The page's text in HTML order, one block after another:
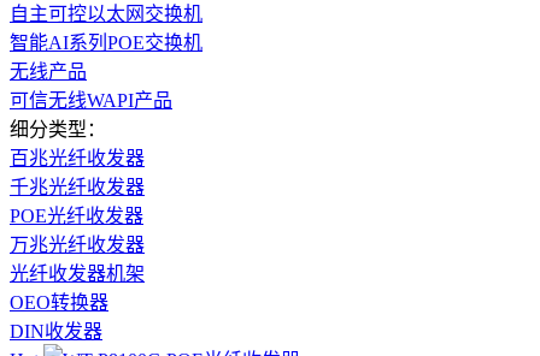
自主可控以太网交换机
智能AI系列POE交换机
无线产品
可信无线WAPI产品
细分类型：
百兆光纤收发器
千兆光纤收发器
POE光纤收发器
万兆光纤收发器
光纤收发器机架
OEO转换器
DIN收发器